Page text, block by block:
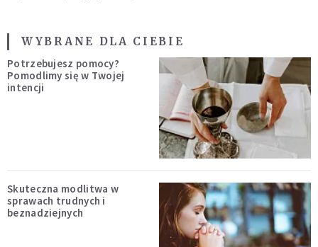
WYBRANE DLA CIEBIE
Potrzebujesz pomocy?
Pomodlimy się w Twojej
intencji
Skuteczna modlitwa w
sprawach trudnych i
beznadziejnych